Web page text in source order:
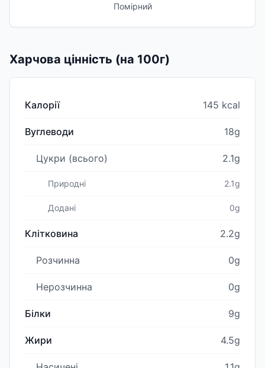
Помірний
Харчова цінність (на 100г)
Калорії 145 kcal
Вуглеводи 18g
Цукри (всього) 2.1g
Природні 2.1g
Додані 0g
Клітковина 2.2g
Розчинна 0g
Нерозчинна 0g
Білки 9g
Жири 4.5g